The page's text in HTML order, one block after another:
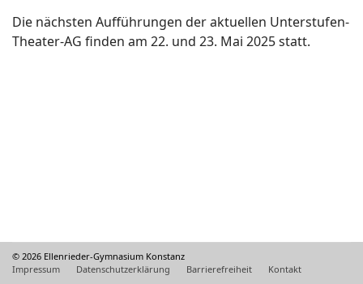
Die nächsten Aufführungen der aktuellen Unterstufen-
Theater-AG finden am 22. und 23. Mai 2025 statt.
© 2026 Ellenrieder-Gymnasium Konstanz
Impressum
Datenschutzerklärung Barrierefreiheit Kontakt